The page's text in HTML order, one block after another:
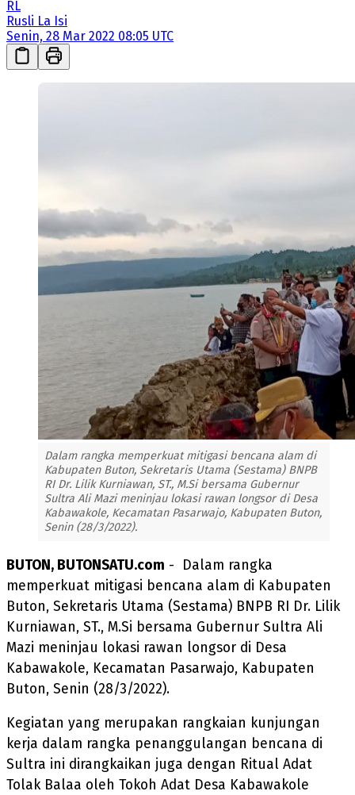
RL
Rusli La Isi
Senin, 28 Mar 2022 08:05 UTC
Dalam rangka memperkuat mitigasi bencana alam di
Kabupaten Buton, Sekretaris Utama (Sestama) BNPB
RI Dr. Lilik Kurniawan, ST., M.Si bersama Gubernur
Sultra Ali Mazi meninjau lokasi rawan longsor di Desa
Kabawakole, Kecamatan Pasarwajo, Kabupaten Buton,
Senin (28/3/2022).
BUTON, BUTONSATU.com - Dalam rangka
memperkuat mitigasi bencana alam di Kabupaten
Buton, Sekretaris Utama (Sestama) BNPB RI Dr. Lilik
Kurniawan, ST., M.Si bersama Gubernur Sultra Ali
Mazi meninjau lokasi rawan longsor di Desa
Kabawakole, Kecamatan Pasarwajo, Kabupaten
Buton, Senin (28/3/2022).
Kegiatan yang merupakan rangkaian kunjungan
kerja dalam rangka penanggulangan bencana di
Sultra ini dirangkaikan juga dengan Ritual Adat
Tolak Balaa oleh Tokoh Adat Desa Kabawakole